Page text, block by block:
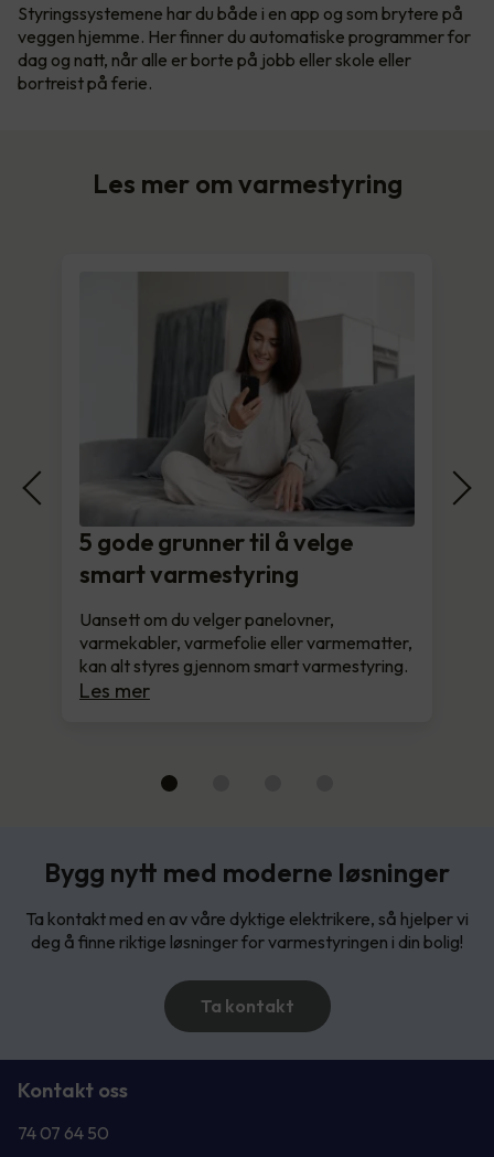
Styringssystemene har du både i en app og som brytere på
veggen hjemme. Her finner du automatiske programmer for
dag og natt, når alle er borte på jobb eller skole eller
bortreist på ferie.
Les mer om varmestyring
5 gode grunner til å velge
smart varmestyring
Uansett om du velger panelovner,
varmekabler, varmefolie eller varmematter,
kan alt styres gjennom smart varmestyring.
Les mer
Bygg nytt med moderne løsninger
Ta kontakt med en av våre dyktige elektrikere, så hjelper vi
deg å finne riktige løsninger for varmestyringen i din bolig!
Ta kontakt
Kontakt oss
74 07 64 50